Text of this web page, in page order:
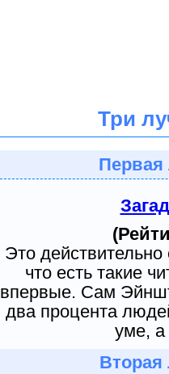
Три
Первая
Это
что есть такие
впервые. Сам
два процента
уме, а
Вторая